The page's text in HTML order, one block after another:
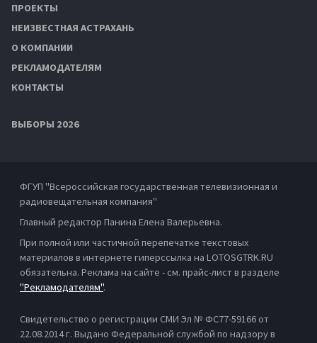
ПРОЕКТЫ
НЕИЗВЕСТНАЯ АСТРАХАНЬ
О КОМПАНИИ
РЕКЛАМОДАТЕЛЯМ
КОНТАКТЫ
ВЫБОРЫ 2026
ФГУП "Всероссийская государственная телевизионная и
радиовещательная компания"
Главный редактор Панина Елена Валерьевна.
При полной или частичной перепечатке текстовых
материалов в интернете гиперссылка на LOTOSGTRK.RU
обязательна. Реклама на сайте - см. прайс-лист в разделе
"Рекламодателям".
Свидетельство о регистрации СМИ Эл № ФС77-59166 от
22.08.2014 г. Выдано Федеральной службой по надзору в